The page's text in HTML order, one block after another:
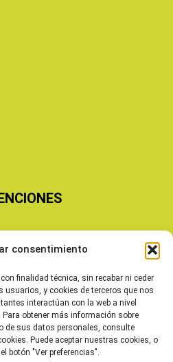
consentimiento
finalidad técnica, sin recabar ni ceder
usuarios, y cookies de terceros que nos
interactúan con la web a nivel
obtener más información sobre
de sus datos personales, consulte
Puede aceptar nuestras cookies, o
botón "Ver preferencias".